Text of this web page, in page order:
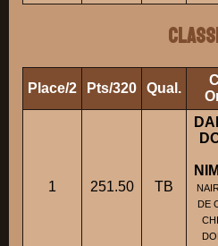
Place/2 Pts/320 Qual.
1 251.50 TB
DE